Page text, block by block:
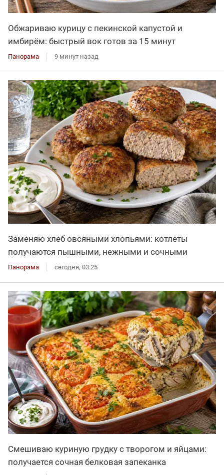
Обжариваю курицу с пекинской капустой и
имбирём: быстрый вок готов за 15 минут
Панорама 9 минут назад
Заменяю хлеб овсяными хлопьями: котлеты
получаются пышными, нежными и сочными
Панорама сегодня, 03:25
Смешиваю куриную грудку с творогом и яйцами:
получается сочная белковая запеканка